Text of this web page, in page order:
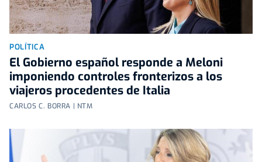
POLÍTICA
El Gobierno español responde a Meloni
imponiendo controles fronterizos a los
viajeros procedentes de Italia
CARLOS C. BORRA | NTM